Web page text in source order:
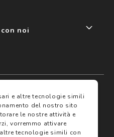
noi
e altre tecnologie simili
del nostro sito
le nostre attività e
vorremmo attivare
tecnologie simili con